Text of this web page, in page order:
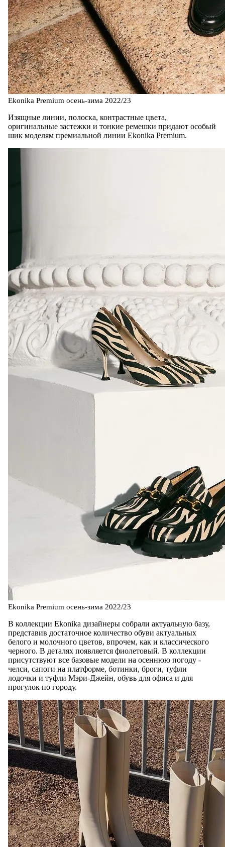
Ekonika Premium осень-зима 2022/23
Изящные линии, полоска, контрастные цвета,
оригинальные застежки и тонкие ремешки придают особый
шик моделям премиальной линии Ekonika Premium.
Ekonika Premium осень-зима 2022/23
В коллекции Ekonika дизайнеры собрали актуальную базу,
представив достаточное количество обуви актуальных
белого и молочного цветов, впрочем, как и классического
черного. В деталях появляется фиолетовый. В коллекции
присутствуют все базовые модели на осеннюю погоду -
челси, сапоги на платформе, ботинки, броги, туфли
лодочки и туфли Мэри-Джейн, обувь для офиса и для
прогулок по городу.